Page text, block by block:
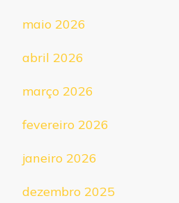
maio 2026
abril 2026
março 2026
fevereiro 2026
janeiro 2026
dezembro 2025